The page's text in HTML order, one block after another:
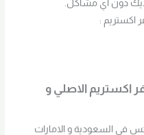
دون أي مشاكل.
اكستريم :
اكستريم الاصلي و
في السعودية و الامارات